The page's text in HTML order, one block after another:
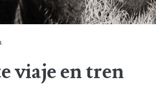
viaje en tren